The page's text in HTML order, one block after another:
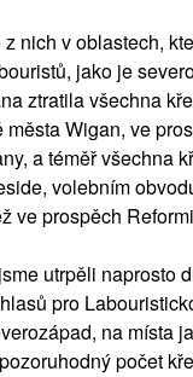
z nich v oblastech,
jako je
ztratila všechna
Wigan, ve
a téměř všechna
volebním
ve prospěch
utrpěli naprosto
pro
na místa
počet